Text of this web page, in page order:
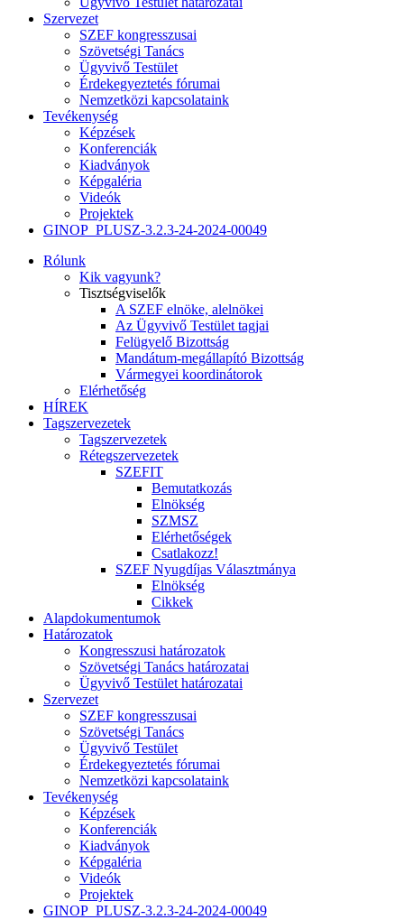
Szervezet
SZEF kongresszusai
Szövetségi Tanács
Ügyvivő Testület
Érdekegyeztetés fórumai
Nemzetközi kapcsolataink
Tevékenység
Képzések
Konferenciák
Kiadványok
Képgaléria
Videók
Projektek
GINOP_PLUSZ-3.2.3-24-2024-00049
Rólunk
Kik vagyunk?
Tisztségviselők
A SZEF elnöke, alelnökei
Az Ügyvivő Testület tagjai
Felügyelő Bizottság
Mandátum-megállapító Bizottság
Vármegyei koordinátorok
Elérhetőség
HÍREK
Tagszervezetek
Tagszervezetek
Rétegszervezetek
SZEFIT
Bemutatkozás
Elnökség
SZMSZ
Elérhetőségek
Csatlakozz!
SZEF Nyugdíjas Választmánya
Elnökség
Cikkek
Alapdokumentumok
Határozatok
Kongresszusi határozatok
Szövetségi Tanács határozatai
Ügyvivő Testület határozatai
Szervezet
SZEF kongresszusai
Szövetségi Tanács
Ügyvivő Testület
Érdekegyeztetés fórumai
Nemzetközi kapcsolataink
Tevékenység
Képzések
Konferenciák
Kiadványok
Képgaléria
Videók
Projektek
GINOP_PLUSZ-3.2.3-24-2024-00049